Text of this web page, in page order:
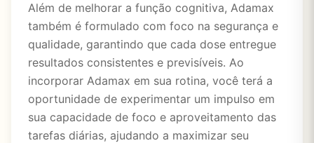
Além de melhorar a função cognitiva, Adamax
também é formulado com foco na segurança e
qualidade, garantindo que cada dose entregue
resultados consistentes e previsíveis. Ao
incorporar Adamax em sua rotina, você terá a
oportunidade de experimentar um impulso em
sua capacidade de foco e aproveitamento das
tarefas diárias, ajudando a maximizar seu